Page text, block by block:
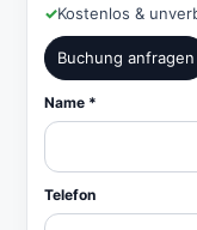
✓Kostenlos &
Buchung anfragen
Name *
Telefon